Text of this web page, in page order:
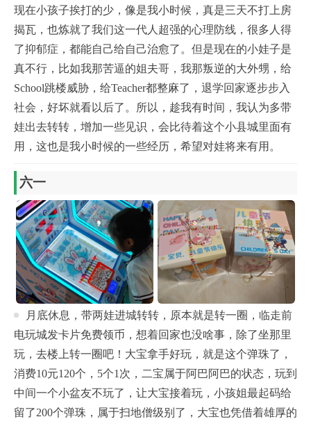
现在小孩子挨打的少，像是我小时候，真是三天不打上房
揭瓦，也炼就了我们这一代人超强的心理防线，很多人得
了抑郁症，都能自己给自己治愈了。但是现在的小娃子是
真不行，比如我那苦逼的姐夫哥，我那叛逆的大外甥，给
School跳楼威胁，给Teacher都整麻了，退学回家逐步步入
社会，好坏就看以后了。所以，趁我有时间，我认为多带
娃出去转转，增加一些见识，会比待着这个小县城里面有
用，这也是我小时候的一些经历，希望对娃将来有用。
六一
月底休息，带两娃进城转转，原本就是转一圈，临走前
电玩城发卡片免费领币，想着回家也没啥事，除了坐那里
玩，去楼上转一圈吧！大宝拿手好玩，就是这个弹珠了，
消费10元120个，5个1次，二宝属于阿巴阿巴的状态，玩到
中间一个小盆友不玩了，让大宝接着玩，小孩姐最起码给
留了200个弹珠，属于扫地僧级别了，大宝也凭借着雄厚的